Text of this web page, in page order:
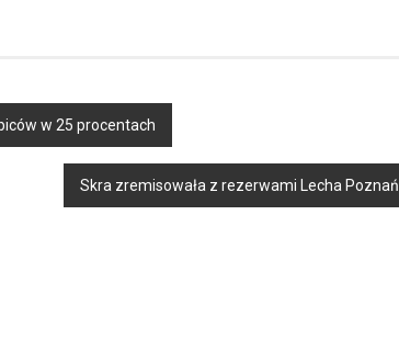
w 25 procentach
Skra zremisowała z rezerwami Lecha Poznań